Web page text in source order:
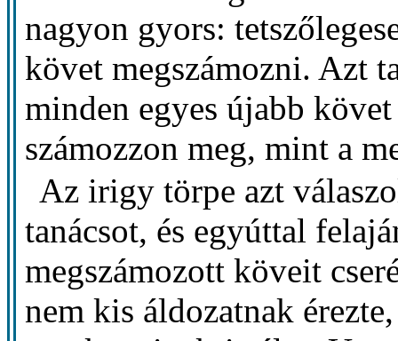
nagyon gyors:
követ megszámozni. Azt
minden egyes újabb
számozzon meg, mint a
Az irigy törpe azt
tanácsot, és egyúttal
megszámozott köveit
nem kis áldozatnak